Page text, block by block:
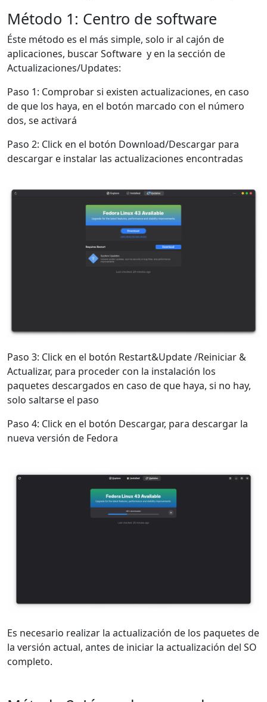
Método 1: Centro de software
Éste método es el más simple, solo ir al cajón de
aplicaciones, buscar Software y en la sección de
Actualizaciones/Updates:
Paso 1: Comprobar si existen actualizaciones, en caso
de que los haya, en el botón marcado con el número
dos, se activará
Paso 2: Click en el botón Download/Descargar para
descargar e instalar las actualizaciones encontradas
Paso 3: Click en el botón Restart&Update /Reiniciar &
Actualizar, para proceder con la instalación los
paquetes descargados en caso de que haya, si no hay,
solo saltarse el paso
Paso 4: Click en el botón Descargar, para descargar la
nueva versión de Fedora
Es necesario realizar la actualización de los paquetes de
la versión actual, antes de iniciar la actualización del SO
completo.